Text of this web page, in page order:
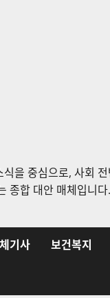
을 중심으로, 사회
종합 대안 매체입니다.
기사 보건복지